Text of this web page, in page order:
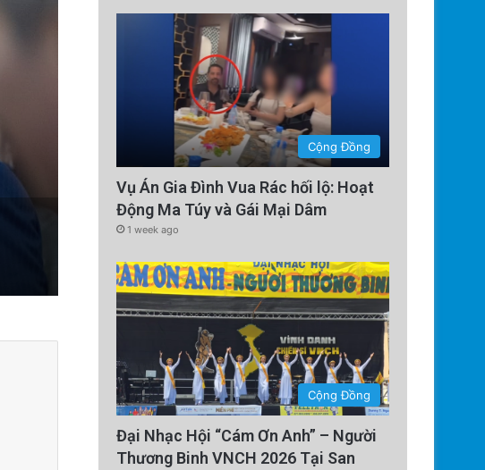
Lính Nga Nổ Súng Giết Đồng
Thường Tại
Cộng Đồng
Vụ Án Gia Đình Vua Rác hối lộ: Hoạt
Động Ma Túy và Gái Mại Dâm
1 week ago
Cộng Đồng
Đại Nhạc Hội “Cám Ơn Anh” – Người
Thương Binh VNCH 2026 Tại San